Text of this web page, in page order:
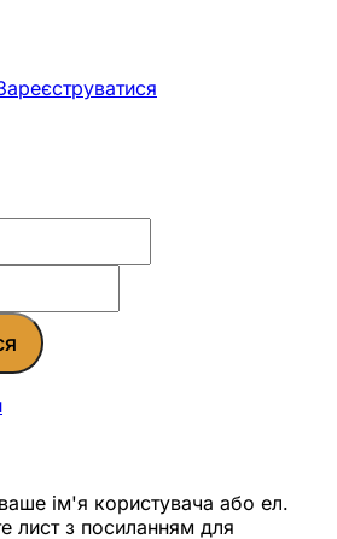
ім'я користувача або ел.
лист з посиланням для